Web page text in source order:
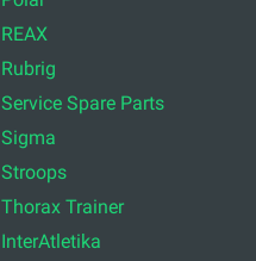
REAX
Rubrig
Service Spare Parts
Sigma
Stroops
Thorax Trainer
InterAtletika